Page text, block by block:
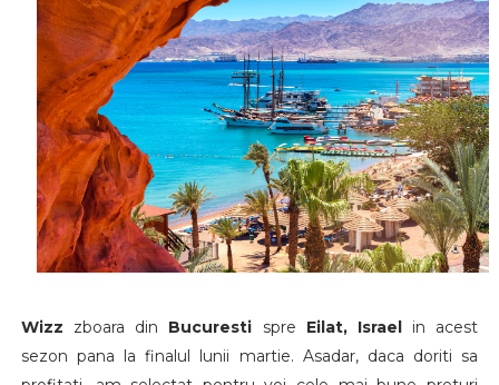
Wizz zboara din Bucuresti spre Eilat, Israelin acest
sezon pana la finalul lunii martie. Asadar, daca doriti sa